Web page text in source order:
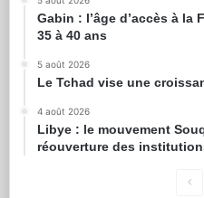
Gabin : l’âge d’accès à
35 à 40 ans
5 août 2026
Le Tchad vise une
4 août 2026
Libye : le mouvement
réouverture des